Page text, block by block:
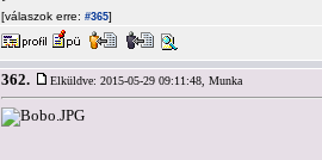
[válaszok erre: #365]
362. Elküldve: 2015-05-29 09:11:48, Munka